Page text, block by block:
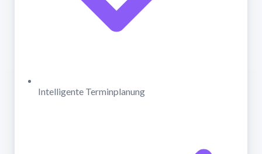
Intelligente Terminplanung